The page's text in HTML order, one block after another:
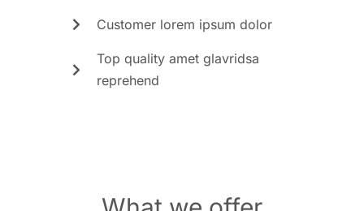
Customer lorem ipsum dolor
Top quality amet glavridsa
reprehend